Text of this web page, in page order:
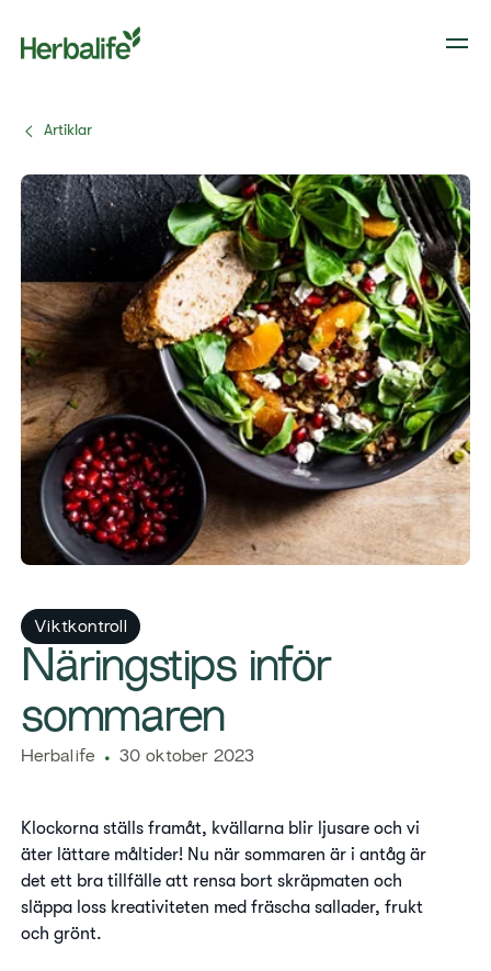
Artiklar
Viktkontroll
Näringstips inför
sommaren
Herbalife 30 oktober 2023
Klockorna ställs framåt, kvällarna blir ljusare och vi
äter lättare måltider! Nu när sommaren är i antåg är
det ett bra tillfälle att rensa bort skräpmaten och
släppa loss kreativiteten med fräscha sallader, frukt
och grönt.